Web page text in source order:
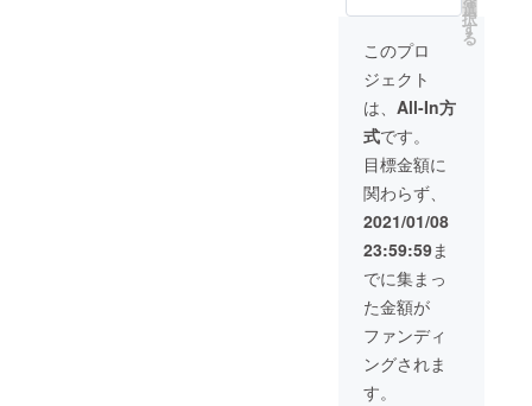
バー、
ゴール
ド、
白、
赤、
黒、水
色、グ
レーの
いずれ
か。
包
装：P.P
すべて
日本製
です。
注）返
礼品
ノート
は、天
然素材
裏表
紙：GA
ファイ
ル リン
グ：シ
ル
バー、
ゴール
ド、
白、
赤、
黒、水
色、グ
レーの
いずれ
か。
包
装：紙
箱 すべ
×縦
180mm
厚さ
約
14mm
（リン
グを除
く）
表
紙：本
牛革
色：ナ
チュラ
ル（持
ち手も
同じ）
中用
紙：無
地（店
頭人気
せて頂
す。 ＜
仕様・
材質＞
サイ
ズ：B6
サイ
ズ 縦
180mm
×横
130mm
厚さ
約
14mm
（リン
グを除
く）
表
紙：本
日本製
特性に
優れた
紙を使
用して
いま
す。 用
紙がな
くなっ
たらネ
ジの取
り外し
で簡単
にリ
フィル
ができ
ます。
ネック
スト
す。 用
は、す
べてマ
イクロ
ミシン
施され
ており
簡単に
切り取
ること
ができ
ます。
カバー
は、姫
路産の
本牛
革。 用
紙は、
い込む
味わい
とツヤ
が増し
ていき
ます。
サイズ
は、A4
コピー
半分で
小さめ
のノー
トとし
て使い
易い大
きさで
いた方
のお名
前（イ
ニシャ
ル）を
記入さ
せて頂
きま
す。 ①
表紙が
ジーン
ズのポ
ケット
のよう
にデザ
インさ
れた
ノート
DENIM
ノート
（A5サ
イズ）
とお礼
のメッ
セージ
②こど
も達へ
ノート
を１冊
お贈り
しま
す。 こ
ども達
へ贈る
ノート
には、
ご支援
いただ
選
択
す
る
このプロ
ジェクト
は、 All-In方
式です。
目標金額に
関わらず、
2021/01/08
23:59:59ま
でに集まっ
た金額が
ファンディ
ングされま
す。